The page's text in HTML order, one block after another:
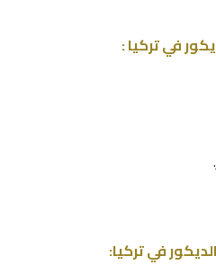
في تركيا :
في تركيا: